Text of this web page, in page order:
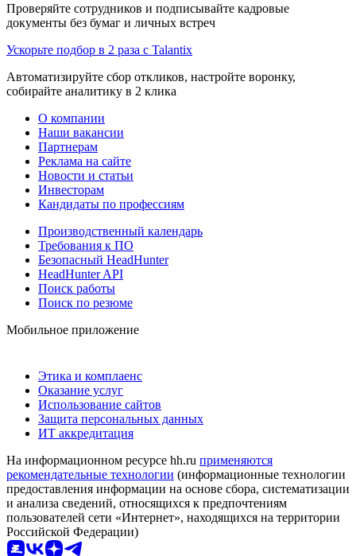
Проверяйте сотрудников и подписывайте кадровые
документы без бумаг и личных встреч
Ускорьте подбор в 2 раза с Talantix
Автоматизируйте сбор откликов, настройте воронку,
собирайте аналитику в 2 клика
О компании
Наши вакансии
Партнерам
Реклама на сайте
Новости и статьи
Инвесторам
Кандидаты по профессиям
Производственный календарь
Требования к ПО
Безопасный HeadHunter
HeadHunter API
Поиск работы
Поиск по резюме
Мобильное приложение
Этика и комплаенс
Оказание услуг
Использование сайтов
Защита персональных данных
ИТ аккредитация
На информационном ресурсе hh.ru применяются
рекомендательные технологии (информационные технологии
предоставления информации на основе сбора, систематизации
и анализа сведений, относящихся к предпочтениям
пользователей сети «Интернет», находящихся на территории
Российской Федерации)